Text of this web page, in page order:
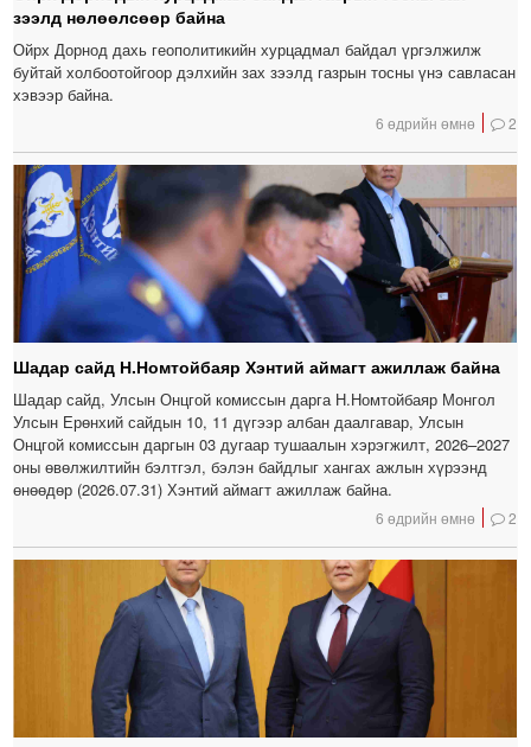
зээлд нөлөөлсөөр байна
Ойрх Дорнод дахь геополитикийн хурцадмал байдал үргэлжилж
буйтай холбоотойгоор дэлхийн зах зээлд газрын тосны үнэ савласан
хэвээр байна.
6 өдрийн өмнө 2
Шадар сайд Н.Номтойбаяр Хэнтий аймагт ажиллаж байна
Шадар сайд, Улсын Онцгой комиссын дарга Н.Номтойбаяр Монгол
Улсын Ерөнхий сайдын 10, 11 дүгээр албан даалгавар, Улсын
Онцгой комиссын даргын 03 дугаар тушаалын хэрэгжилт, 2026–2027
оны өвөлжилтийн бэлтгэл, бэлэн байдлыг хангах ажлын хүрээнд
өнөөдөр (2026.07.31) Хэнтий аймагт ажиллаж байна.
6 өдрийн өмнө 2